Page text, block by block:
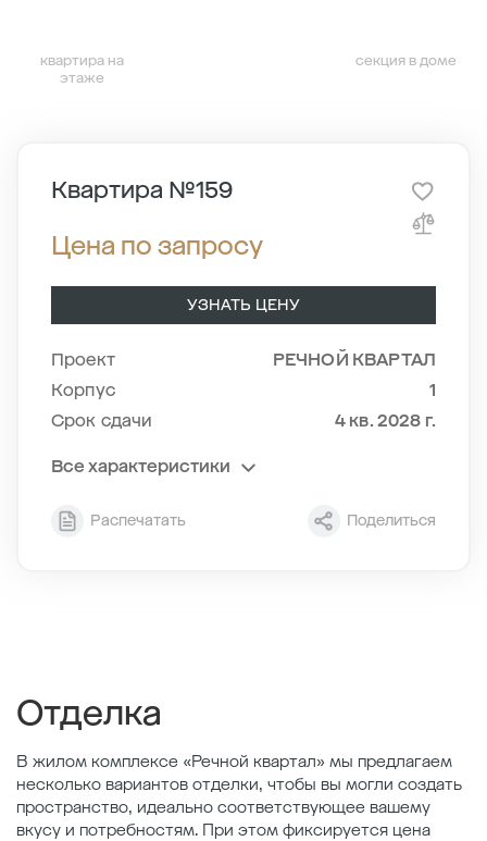
квартира на
этаже
секция в доме
Квартира №159
Цена по запросу
УЗНАТЬ ЦЕНУ
Проект
РЕЧНОЙ КВАРТАЛ
Корпус
1
Срок сдачи
4 кв. 2028 г.
Все характеристики
Секция
1
Распечатать Поделиться
Отделка
В жилом комплексе «Речной квартал» мы предлагаем
несколько вариантов отделки, чтобы вы могли создать
пространство, идеально соответствующее вашему
вкусу и потребностям. При этом фиксируется цена